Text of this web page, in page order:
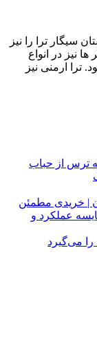
سیگار ترا را نیز
نیز در انواع
ارمنی نیز
ترس از حباب
| خریدی مطمئن
عملکرد و
را می‌گیرد